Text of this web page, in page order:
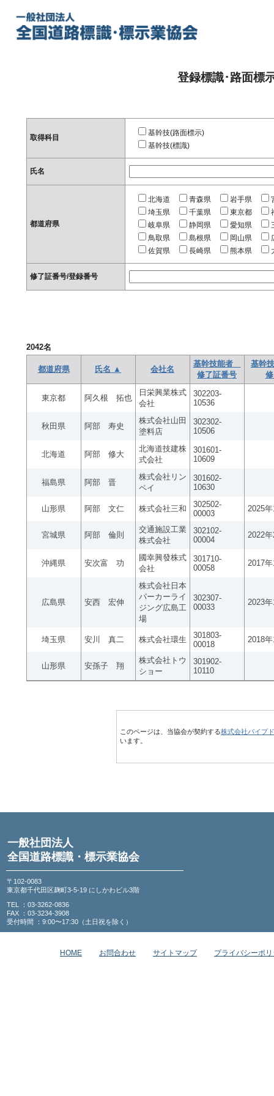
登録標識･路面標
取得科目
基幹技(路面標示)
基幹技(標識)
氏名
都道府県
北海道 青森県 岩手県
埼玉県
千葉県 東京都
岐阜県
静岡県 愛知県
鳥取県
島根県 岡山県
佐賀県
長崎県 熊本県
修了証番号/登録番号
2042名
都道府県 氏名 ▲ 会社名
基幹技能者
修了証番号
基幹
東京都 阿久根 拓也
日栄興業株式
会社
302203-
10536
秋田県 阿部 寿史
株式会社山田
塗料店
302302-
10506
北海道 阿部 修大
北海道技建株
式会社
301601-
10609
福島県 阿部 晋
株式会社リン
ペイ
301602-
10630
山形県 阿部 文仁 株式会社三和
302502-
00003
2025
宮城県 阿部 倫則
交通施設工業
株式会社
302102-
00004
2022
沖縄県 安次富 功
國幸興發株式
会社
301710-
00058
2017
広島県 安西 宏伸
株式会社日本
パーカーライ
ジング広島工
場
302307-
00033
2023
埼玉県 安川 真二 株式会社環生
301803-
00018
2018
山形県 安孫子 翔
株式会社トウ
ショー
301902-
10110
このページは、当協会が契約する株式会社パイプ
います。
一般社団法人
全国道路標識・標示業協会
〒102-0083
東京都千代田区麹町3-5-19 にしかわビル3階
TEL ：03-3262-0836
FAX ：03-3234-3908
受付時間 ：9:00〜17:30（土日祝を除く）
HOME お問合わせ サイトマップ プライバシーポ